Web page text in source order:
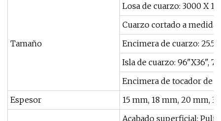
Tamaño
Losa de cuarzo: 3000 X
Cuarzo cortado a
Encimera de cuarzo:
Isla de cuarzo: 96"X36",
Encimera de tocador de
Espesor
15 mm, 18 mm, 20 mm,
Acabado superficial: